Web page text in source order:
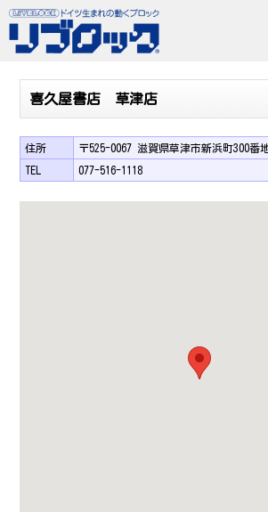
喜久屋書店 草津店
住所 〒525-0067 滋賀県草津市新浜町300番
TEL 077-516-1118